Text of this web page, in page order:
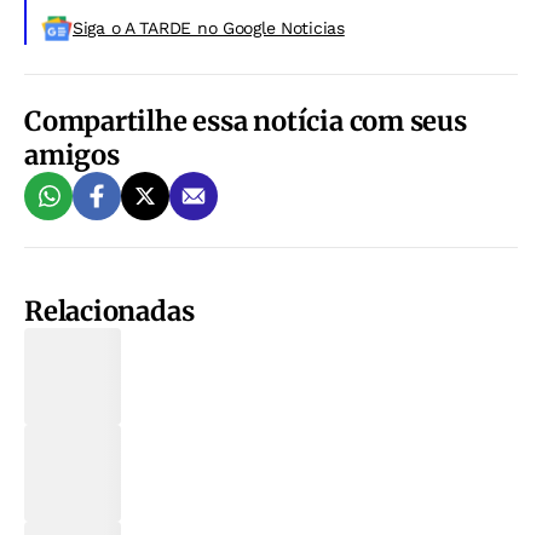
Siga o A TARDE no Google Noticias
Compartilhe essa notícia com seus
amigos
Relacionadas